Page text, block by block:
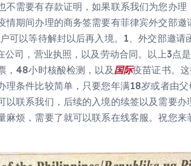
不需要有存款证明，如果联系我们为您办
情期间办理的商务签需要有菲律宾外交部邀
可以等待解封以后再入境。1、外交部邀请
司，营业执照，以及劳动合同。以上3点
，48小时核酸检测，以及 国际疫苗证书。
理条件比较简单，只要您年满18岁或者由
联系我们，后续的入境的续签以及需要办
麻烦，需要了就可以联系在线客服。祝您